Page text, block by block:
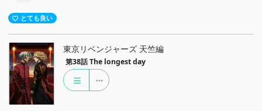
とても良い
東京リベンジャーズ 天竺編
第38話 The longest day